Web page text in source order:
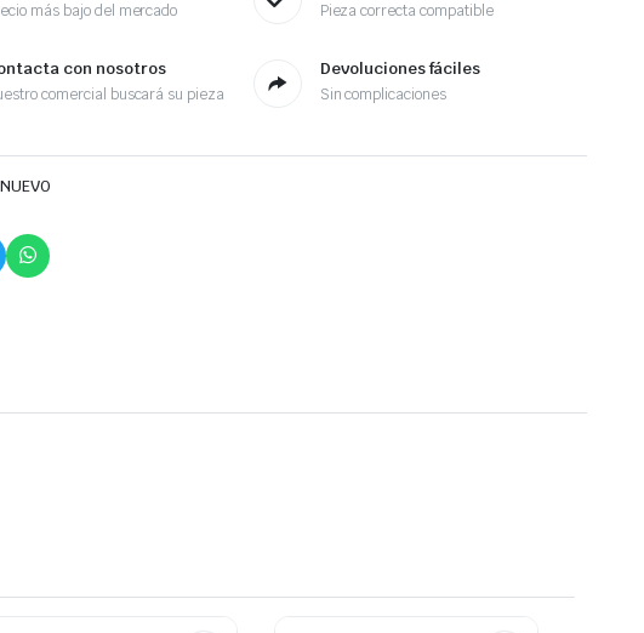
más bajo del mercado Pieza correcta compatible
con nosotros
comercial buscará su pieza
Devoluciones fáciles
Sin complicaciones
NUEVO